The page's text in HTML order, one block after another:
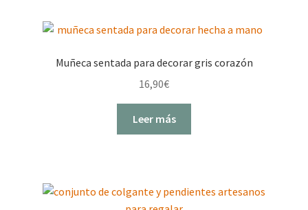
Muñeca sentada para decorar gris corazón
16,90€
Leer más